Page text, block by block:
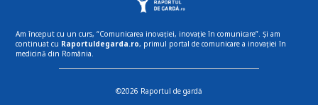
Am început cu un curs, “Comunicarea inovației, inovație în comunicare”. Și am
continuat cu Raportuldegarda.ro, primul portal de comunicare a inovației în
medicină din România.
©2026 Raportul de gardă